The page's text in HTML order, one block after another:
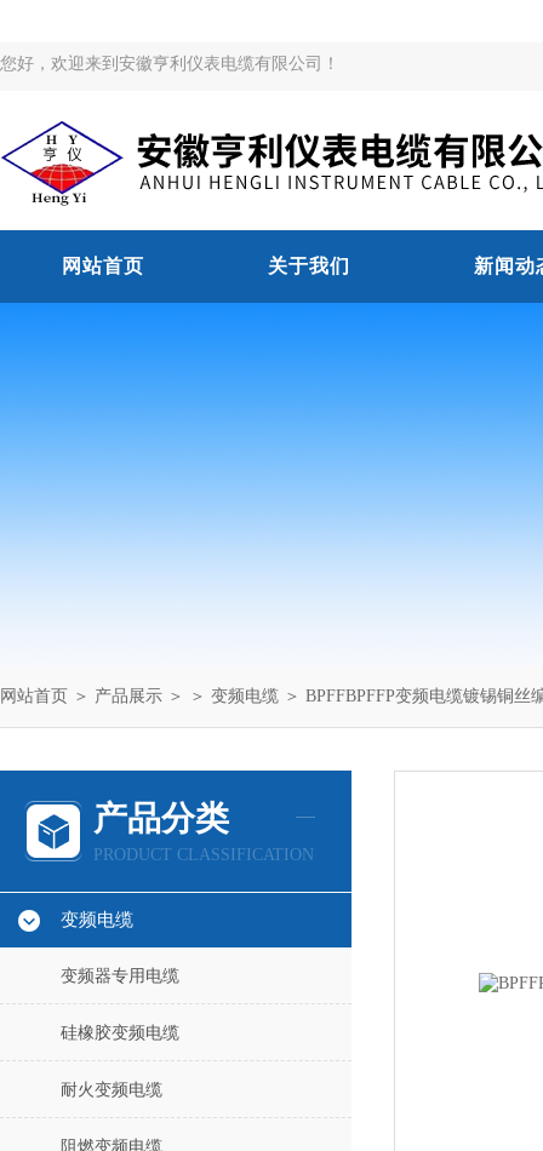
您好，欢迎来到安徽亨利仪表电缆有限公司！
网站首页 关于我们 新闻动
网站首页 ＞ 产品展示 ＞ ＞ 变频电缆 ＞ BPFFBPFFP变频电缆镀锡铜丝
产品分类
PRODUCT CLASSIFICATION
变频电缆
变频器专用电缆
硅橡胶变频电缆
耐火变频电缆
阻燃变频电缆